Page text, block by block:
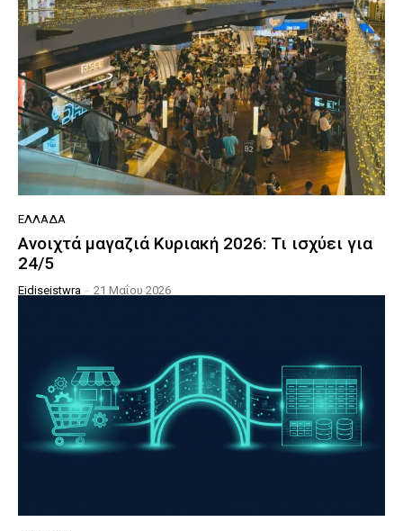
ΕΛΛΆΔΑ
Ανοιχτά μαγαζιά Κυριακή 2026: Τι ισχύει για
24/5
Eidiseistwra - 21 Μαΐου 2026